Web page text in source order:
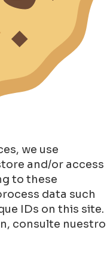
we use
and/or access
to these
data such
IDs on this site.
consulte nuestro